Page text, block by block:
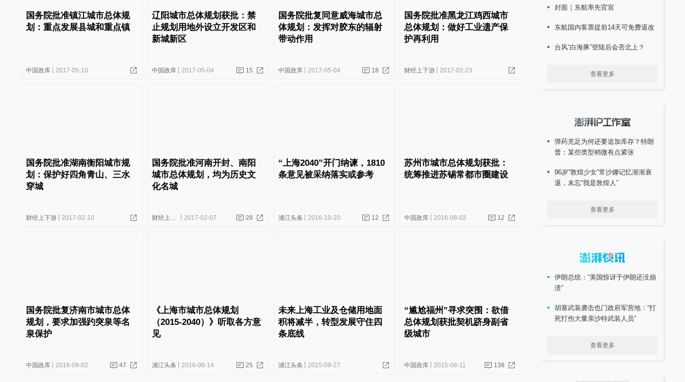
国务院批准镇江城市总体规
划：重点发展县城和重点镇
中国政库 2017-05-10
辽阳城市总体规划获批：禁
止规划用地外设立开发区和
新城新区
中国政库 2017-05-04 15
国务院批复同意威海城市总
体规划：发挥对胶东的辐射
带动作用
中国政库 2017-05-04 18
国务院批准黑龙江鸡西城市
总体规划：做好工业遗产保
护再利用
财经上下游 2017-02-23
国务院批准湖南衡阳城市规
划：保护好四角青山、三水
穿城
财经上下游 2017-02-10
国务院批准河南开封、南阳
城市总体规划，均为历史文
化名城
财经上下游 2017-02-07 28
“上海2040”开门纳谏，1810
条意见被采纳落实或参考
浦江头条 2016-10-20 12
苏州市城市总体规划获批：
统筹推进苏锡常都市圈建设
中国政库 2016-08-02 12
国务院批复济南市城市总体
规划，要求加强趵突泉等名
泉保护
中国政库 2016-08-02 47
《上海市城市总体规划
（2015-2040）》听取各方意
见
浦江头条 2016-06-14 25
未来上海工业及仓储用地面
积将减半，转型发展守住四
条底线
浦江头条 2015-08-27
“尴尬福州”寻求突围：欲借
总体规划获批契机跻身副省
级城市
中国政库 2015-08-11 138
封面｜东航率先官宣
东航国内客票提前14天可免费退改
台风“白海豚”登陆后会否北上？
查看更多
弹药充足为何还要追加库存？特朗
普：某些类型稍微有点紧张
96岁“敦煌少女”常沙娜记忆渐渐衰
退，未忘“我是敦煌人”
查看更多
伊朗总统：“美国惊讶于伊朗还没崩
溃”
胡塞武装袭击也门政府军营地：“打
死打伤大量亲沙特武装人员”
查看更多